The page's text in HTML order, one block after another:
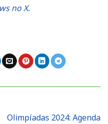
no X.
Olimpíadas 2024: Agenda